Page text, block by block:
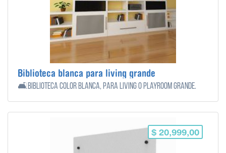
Biblioteca blanca para living grande
🛋️Biblioteca color blanca, para living o playroom grande.
$ 20,999,00